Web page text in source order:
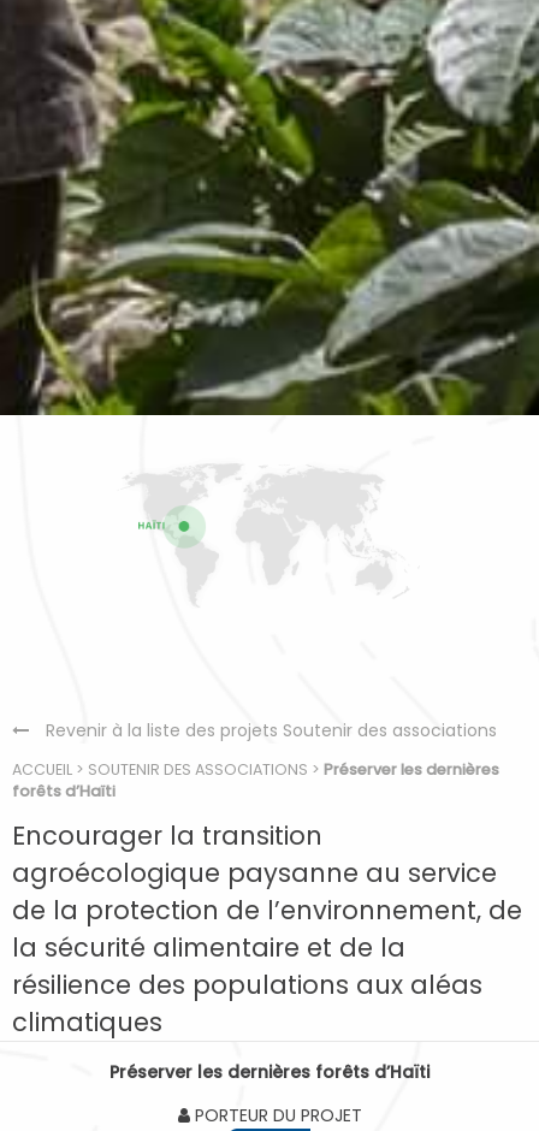
Revenir à la liste des projets Soutenir des associations
ACCUEIL > SOUTENIR DES ASSOCIATIONS > Préserver les dernières
forêts d’Haïti
Encourager la transition
agroécologique paysanne au service
de la protection de l’environnement, de
la sécurité alimentaire et de la
résilience des populations aux aléas
climatiques
Préserver les dernières forêts d’Haïti
PORTEUR DU PROJET